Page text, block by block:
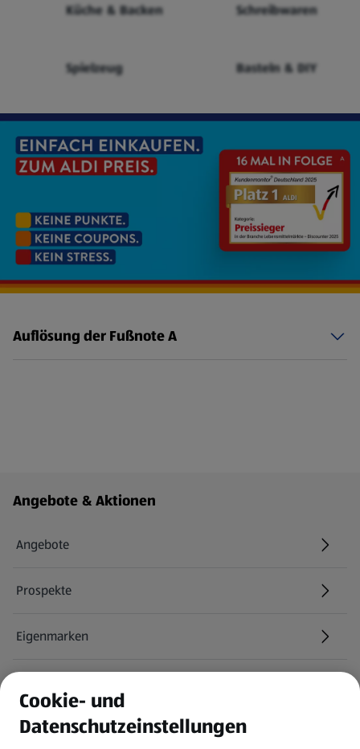
Küche & Backen Schreibwaren
Spielzeug Basteln & DIY
Auflösung der Fußnote A
Fußzeilenmenü - weitere Links
Angebote & Aktionen
Angebote
Prospekte
Eigenmarken
Newsletter
Cookie- und
Datenschutzeinstellungen